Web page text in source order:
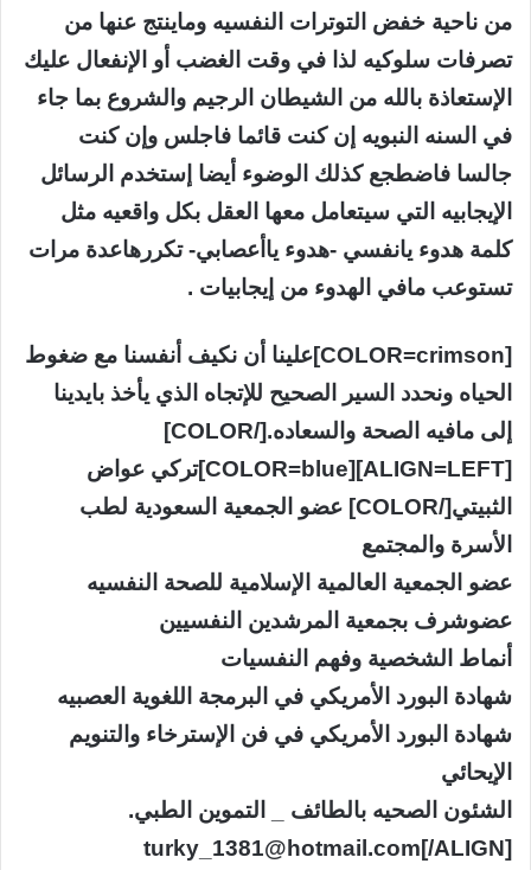
من ناحية خفض التوترات النفسيه وماينتج عنها من
تصرفات سلوكيه لذا في وقت الغضب أو الإنفعال عليك
الإستعاذة بالله من الشيطان الرجيم والشروع بما جاء
في السنه النبويه إن كنت قائما فاجلس وإن كنت
جالسا فاضطجع كذلك الوضوء أيضا إستخدم الرسائل
الإيجابيه التي سيتعامل معها العقل بكل واقعيه مثل
كلمة هدوء يانفسي -هدوء ياأعصابي- تكررهاعدة مرات
تستوعب مافي الهدوء من إيجابيات .
[COLOR=crimson]علينا أن نكيف أنفسنا مع ضغوط
الحياه ونحدد السير الصحيح للإتجاه الذي يأخذ بايدينا
إلى مافيه الصحة والسعاده.[/COLOR]
[ALIGN=LEFT][COLOR=blue]تركي عواض
الثبيتي[/COLOR] عضو الجمعية السعودية لطب
الأسرة والمجتمع
عضو الجمعية العالمية الإسلامية للصحة النفسيه
عضوشرف بجمعية المرشدين النفسيين
أنماط الشخصية وفهم النفسيات
شهادة البورد الأمريكي في البرمجة اللغوية العصبيه
شهادة البورد الأمريكي في فن الإسترخاء والتنويم
الإيحائي
الشئون الصحيه بالطائف _ التموين الطبي.
turky_1381@hotmail.com[/ALIGN]